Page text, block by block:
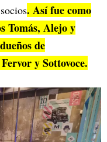
. Así fue como
Tomás, Alejo y
de
y Sottovoce.